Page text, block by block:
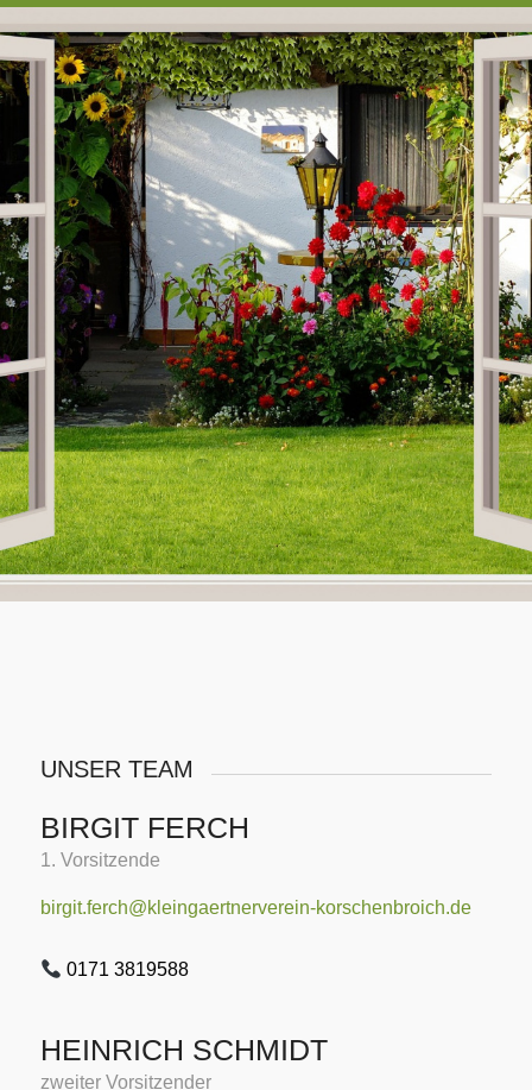
UNSER TEAM
BIRGIT FERCH
1. Vorsitzende
birgit.ferch@kleingaertnerverein-korschenbroich.de
0171 3819588
HEINRICH SCHMIDT
zweiter Vorsitzender